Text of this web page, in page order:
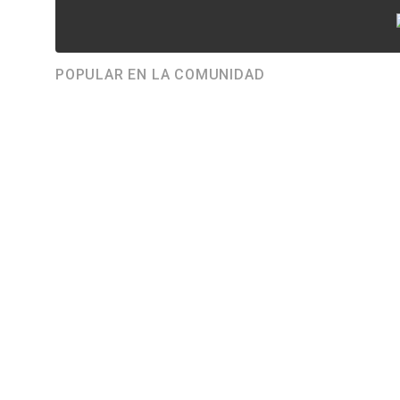
POPULAR EN LA COMUNIDAD